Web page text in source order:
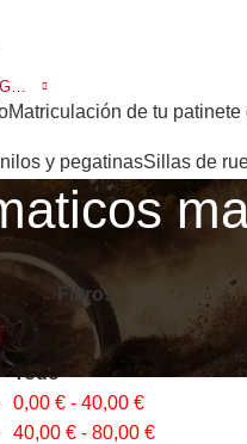
SELECCIONAR CATEGORÍA
Matriculación de tu
y pegatinasSillas de
macizos
Filtros
Filtro de precios
Todo
0,00€ -40,00€
40,00€ -80,00€